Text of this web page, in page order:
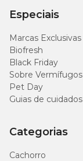
Especiais
Marcas Exclusivas
Biofresh
Black Friday
Sobre Vermífugos
Pet Day
Guias de cuidados
Categorias
Cachorro